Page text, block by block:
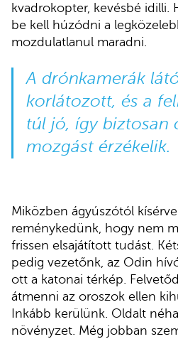
kvadrokopter, kevésbé idilli.
be kell húzódni a
mozdulatlanul maradni.
A drónkamerák
korlátozott, és a
túl jó, így biztosan
mozgást érzékelik.
Miközben ágyúszótól
reménykedünk, hogy nem
frissen elsajátított tudást.
pedig vezetőnk, az Odin
ott a katonai térkép.
átmenni az oroszok ellen
Inkább kerülünk. Oldalt
növényzet. Még jobban